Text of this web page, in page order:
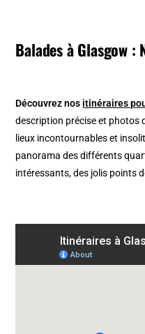
Balades à Glasgow :
Découvrez nos itinéraires
description précise et photos
lieux incontournables et
panorama des différents
intéressants, des jolis points